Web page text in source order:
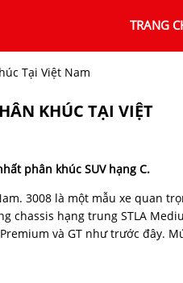
TRANG
Tại Việt Nam
KHÚC TẠI VIỆT
phân khúc SUV hạng C.
3008 là một mẫu xe quan
chassis hạng trung STLA
và GT như trước đây.